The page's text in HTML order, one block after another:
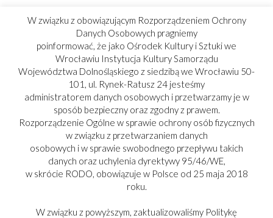
W związku z obowiązującym Rozporządzeniem Ochrony
Danych Osobowych pragniemy
poinformować, że jako Ośrodek Kultury i Sztuki we
Wrocławiu Instytucja Kultury Samorządu
Województwa Dolnośląskiego z siedzibą we Wrocławiu 50-
101, ul. Rynek-Ratusz 24 jesteśmy
administratorem danych osobowych i przetwarzamy je w
sposób bezpieczny oraz zgodny z prawem.
Rozporządzenie Ogólne w sprawie ochrony osób fizycznych
w związku z przetwarzaniem danych
osobowych i w sprawie swobodnego przepływu takich
danych oraz uchylenia dyrektywy 95/46/WE,
w skrócie RODO, obowiązuje w Polsce od 25 maja 2018
roku.
W związku z powyższym, zaktualizowaliśmy Politykę